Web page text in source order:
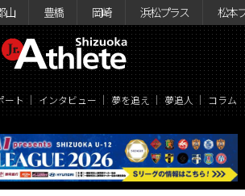
山 豊橋 岡崎 浜松プラス 松本
ート インタビュー 夢を追え 夢追人 コラム